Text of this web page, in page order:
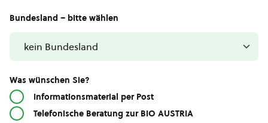
Bundesland – bitte wählen
Was wünschen Sie?
Informationsmaterial per Post
Telefonische Beratung zur BIO AUSTRIA